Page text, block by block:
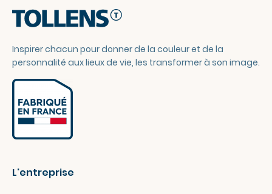
Inspirer chacun pour donner de la couleur et de la
personnalité aux lieux de vie, les transformer à son image.
L'entreprise